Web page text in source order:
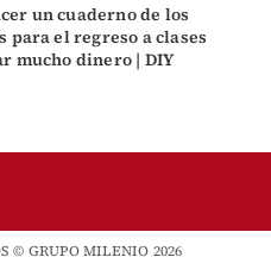
un cuaderno de los
para el regreso a clases
mucho dinero | DIY
© GRUPO MILENIO 2026